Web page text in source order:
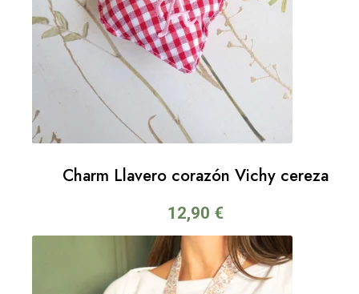
Charm Llavero corazón Vichy cereza
12,90 €